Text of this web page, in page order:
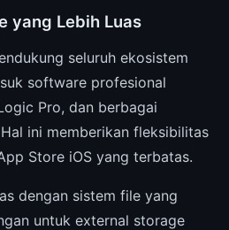
yang Lebih Luas
seluruh ekosistem
software profesional
Pro, dan berbagai
ini memberikan fleksibilitas
Store iOS yang terbatas.
dengan sistem file yang
untuk external storage